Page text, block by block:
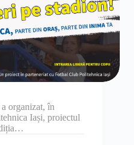
organizat, în
Iași, proiectul